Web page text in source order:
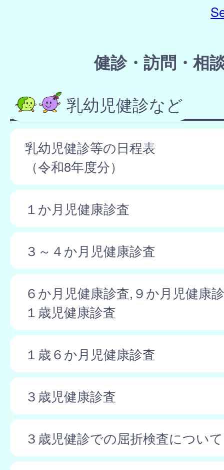
健診・訪問・相
乳幼児健診など
乳幼児健診等の日程表
（令和8年度分）
１か月児健康診査
３～４か月児健康診査
６か月児健康診査,９か月児健康
１歳児健康診査
１歳６か月児健康診査
３歳児健康診査
３歳児健診での屈折検査について